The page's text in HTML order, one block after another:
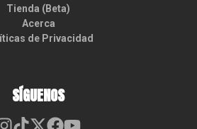
Tienda (Beta)
Acerca
de Privacidad
SÍGUENOS